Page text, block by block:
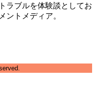
ラブルを体験談としてお
ントメディア。